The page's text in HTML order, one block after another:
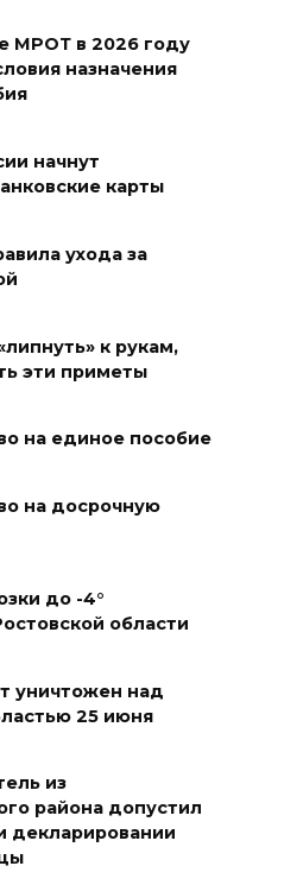
районе
на сутки
вандалов,
стелу
по
призвала
погоды
ночной забег
за аварии
МРОТ в 2026 году
назначения
начнут
карты
ухода за
к рукам,
эти приметы
на единое пособие
на досрочную
до -4°
области
уничтожен над
25 июня
из
района допустил
декларировании